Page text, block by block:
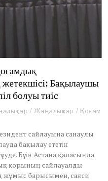
Бақылаушы
болуы тиіс
/ Жаңалықтар / Қоғам
сайлауына санаулы
бақылау ететін
Бүгін Астана қаласында
қорының сайлауалды
барысымен, саяси